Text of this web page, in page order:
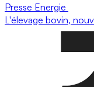
Presse Energie
L'élevage bovin,